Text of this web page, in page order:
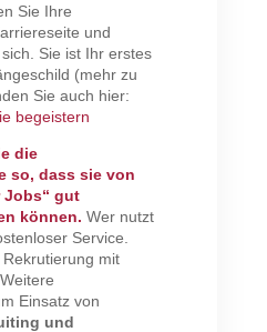
Sie Ihre
und
Sie ist Ihr erstes
(mehr zu
Sie auch hier:
begeistern
die
so, dass sie von
Jobs“ gut
können. Wer nutzt
Service.
mit
Einsatz von
und